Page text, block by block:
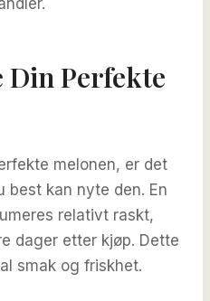
Din Perfekte
melonen, er det
best kan nyte den. En
relativt raskt,
dager etter kjøp. Dette
smak og friskhet.